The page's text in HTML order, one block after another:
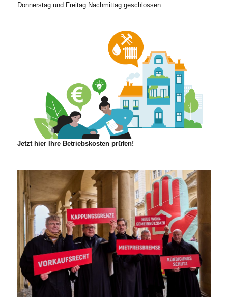
Donnerstag und Freitag Nachmittag geschlossen
Jetzt hier Ihre Betriebskosten prüfen!